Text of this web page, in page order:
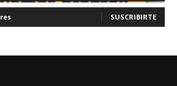
SUSCRIBIRTE